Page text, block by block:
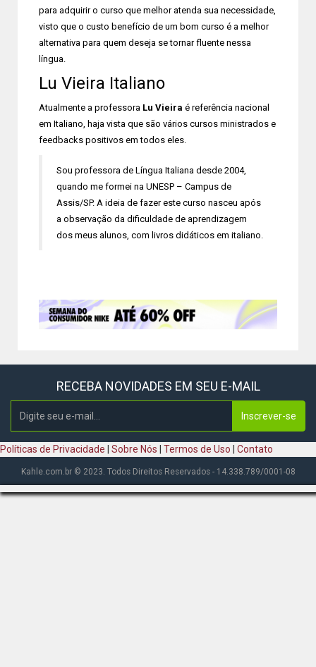
para adquirir o curso que melhor atenda sua necessidade,
visto que o custo benefício de um bom curso é a melhor
alternativa para quem deseja se tornar fluente nessa
língua.
Lu Vieira Italiano
Atualmente a professora Lu Vieira é referência nacional
em Italiano, haja vista que são vários cursos ministrados e
feedbacks positivos em todos eles.
Sou professora de Língua Italiana desde 2004,
quando me formei na UNESP – Campus de
Assis/SP. A ideia de fazer este curso nasceu após
a observação da dificuldade de aprendizagem
dos meus alunos, com livros didáticos em italiano.
RECEBA NOVIDADES EM SEU E-MAIL
Inscrever-se
Políticas de Privacidade Sobre Nós Termos de Uso Contato
Kahle.com.br © 2023. Todos Direitos Reservados - 14.338.789/0001-08